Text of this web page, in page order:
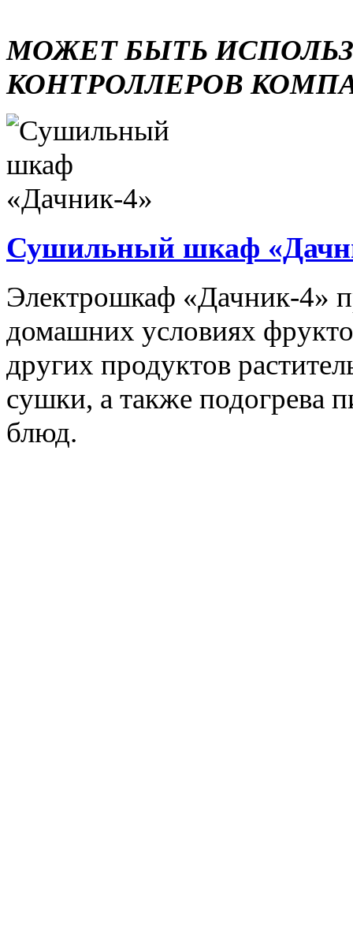
МОЖЕТ БЫТЬ
КОНТРОЛЛЕРОВ
Сушильный шкаф
Электрошкаф «Дачник-4»
домашних условиях
других продуктов
сушки, а также подогрева
блюд.